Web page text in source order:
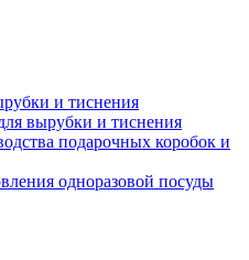
и тиснения
вырубки и тиснения
подарочных коробок и
одноразовой посуды